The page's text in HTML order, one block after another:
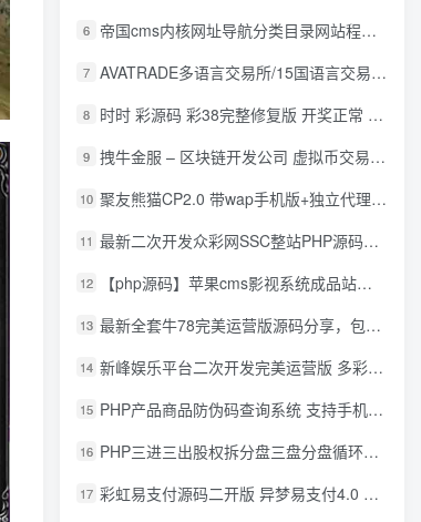
6 帝国cms内核网址导航分类目录网站程序源码
7 AVATRADE多语言交易所/15国语言交易所/合约交易/期权交易/币币交易/申购/矿机/风控/前端wap/pc纯源码/带搭建教程
8 时时 彩源码 彩38完整修复版 开奖正常 带手机wap
9 拽牛金服 – 区块链开发公司 虚拟币交易系统 虚拟币交易平台开发 虚拟币ico众
10 聚友熊猫CP2.0 带wap手机版+独立代理后台+整站打包全开源
11 最新二次开发众彩网SSC整站PHP源码+WAP手机版+KJ采集器+集成云端在线充值
12 【php源码】苹果cms影视系统成品站打包+电影先生6.1.1模板优化版+15W+数据
13 最新全套牛78完美运营版源码分享，包含了资源组件+脚本程序
14 新峰娱乐平台二次开发完美运营版 多彩种多玩法 代理分红+积分兑换
15 PHP产品商品防伪码查询系统 支持手机防假验证网站建设 防伪码自动生成 批量导入
16 PHP三进三出股权拆分盘三盘分盘循环拆分系统源码
17 彩虹易支付源码二开版 异梦易支付4.0 可对接官方/易支付/码支付 去除后门 美化用户中心